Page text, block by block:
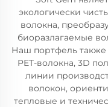
экологически
волокна,
биоразлагаемые
Наш портфель
PET-волокна, 3D
линии
волокон,
тепловые и